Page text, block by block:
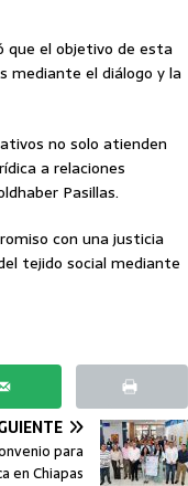
que el objetivo de esta
mediante el diálogo y la
no solo atienden
a relaciones
Pasillas.
con una justicia
tejido social mediante
para
en Chiapas